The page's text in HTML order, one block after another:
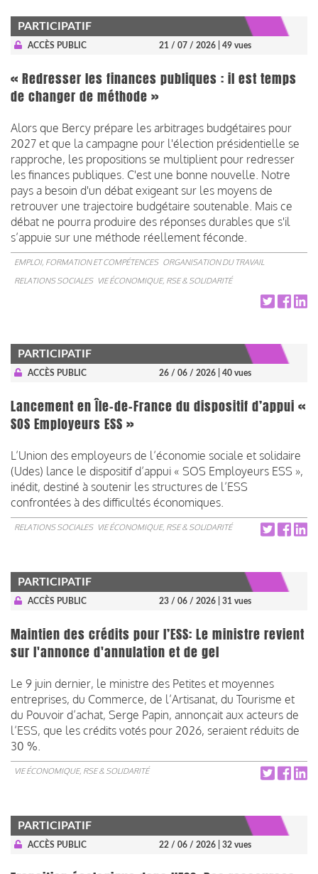
PARTICIPATIF
ACCÈS PUBLIC 21 / 07 / 2026 | 49 vues
« Redresser les finances publiques : il est temps
de changer de méthode »
Alors que Bercy prépare les arbitrages budgétaires pour
2027 et que la campagne pour l'élection présidentielle se
rapproche, les propositions se multiplient pour redresser
les finances publiques. C'est une bonne nouvelle. Notre
pays a besoin d'un débat exigeant sur les moyens de
retrouver une trajectoire budgétaire soutenable. Mais ce
débat ne pourra produire des réponses durables que s'il
s’appuie sur une méthode réellement féconde.
EMPLOI, FORMATION ET COMPÉTENCES ORGANISATION DU TRAVAIL
RELATIONS SOCIALES VIE ÉCONOMIQUE, RSE & SOLIDARITÉ
PARTICIPATIF
ACCÈS PUBLIC 26 / 06 / 2026 | 40 vues
Lancement en Île-de-France du dispositif d’appui «
SOS Employeurs ESS »
L’Union des employeurs de l’économie sociale et solidaire
(Udes) lance le dispositif d’appui « SOS Employeurs ESS »,
inédit, destiné à soutenir les structures de l’ESS
confrontées à des difficultés économiques.
RELATIONS SOCIALES VIE ÉCONOMIQUE, RSE & SOLIDARITÉ
PARTICIPATIF
ACCÈS PUBLIC 23 / 06 / 2026 | 31 vues
Maintien des crédits pour l’ESS: Le ministre revient
sur l'annonce d'annulation et de gel
Le 9 juin dernier, le ministre des Petites et moyennes
entreprises, du Commerce, de l’Artisanat, du Tourisme et
du Pouvoir d’achat, Serge Papin, annonçait aux acteurs de
l’ESS, que les crédits votés pour 2026, seraient réduits de
30 %.
VIE ÉCONOMIQUE, RSE & SOLIDARITÉ
PARTICIPATIF
ACCÈS PUBLIC 22 / 06 / 2026 | 32 vues